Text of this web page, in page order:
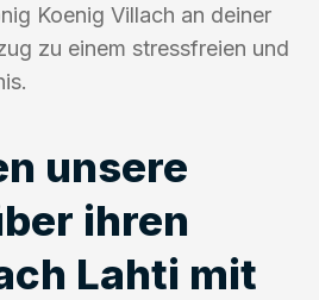
Koenig Villach an deiner
zu einem stressfreien und
unsere
ihren
Lahti mit